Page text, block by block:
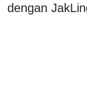
dengan